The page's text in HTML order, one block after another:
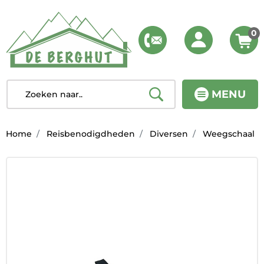
MENU
0
Home Reisbenodigdheden Diversen Weegschaal